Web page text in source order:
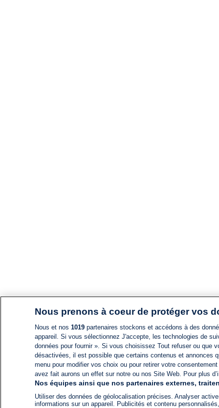
Nous prenons à coeur de protéger vos
Nous et nos 1019partenaires stockons et accédons à des
appareil. Si vous sélectionnez J'accepte, les technologies de
données pour fournir ». Si vous choisissez Tout refuser ou
désactivées, il est possible que certains contenus et annonces
menu pour modifier vos choix ou pour retirer votre
avez fait aurons un effet sur notre ou nos Site Web. Pour plus
Nos équipes ainsi que nos partenaires externes,
Utiliser des données de géolocalisation précises. Analyser
informations sur un appareil. Publicités et contenu